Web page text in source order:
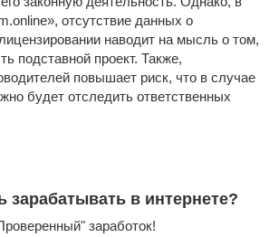
отсутствие данных о
наводит на мысль о том,
подставной проект. Также,
повышает риск, что в случае
будет отследить ответственных
зарабатывать в интернете?
заработок!